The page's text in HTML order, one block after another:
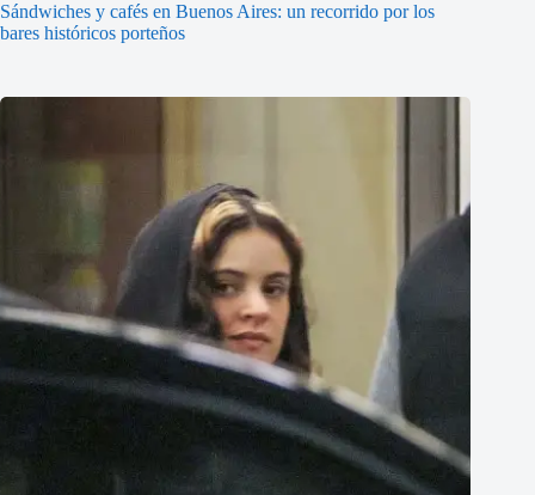
Sándwiches y cafés en Buenos Aires: un recorrido por los
bares históricos porteños